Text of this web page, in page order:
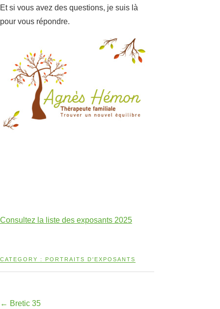
Et si vous avez des questions, je suis là
pour vous répondre.
Consultez la liste des exposants 2025
CATEGORY : PORTRAITS D'EXPOSANTS
← Bretic 35